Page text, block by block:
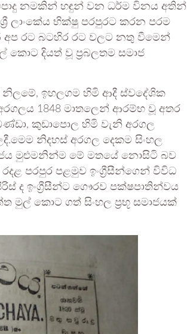
පොදු නමකින් හඳුන් වන ධර්ම විනය අතින්
ලාංකේය භික්ෂු පරපුරට කරන පරම
රට බටහිර රට වලට නතු වීමෙන්
කොට දියත් වූ ප්‍රබලතම සමාජ
ඉහලගම හිමි ආදී ස්වදේශික
1848 මාතලෙන් ආරම්භ වූ අතර
කුඩාපොල හිමි වැනි අරගල
නිදහස් අරගල දෙකම සිංහල
මුළුමනින්ම මේ මතයේ නොසිටි බව
පරපුර පළමුව ඉංග්‍රීසීන්ගෙන් විවිධ
ද ඉංග්‍රීසීන්ට ගෞරව පක්ෂපාතින්වය
මුල් කොට ගත් සිංහල ප්‍රභූ සමාජයක්